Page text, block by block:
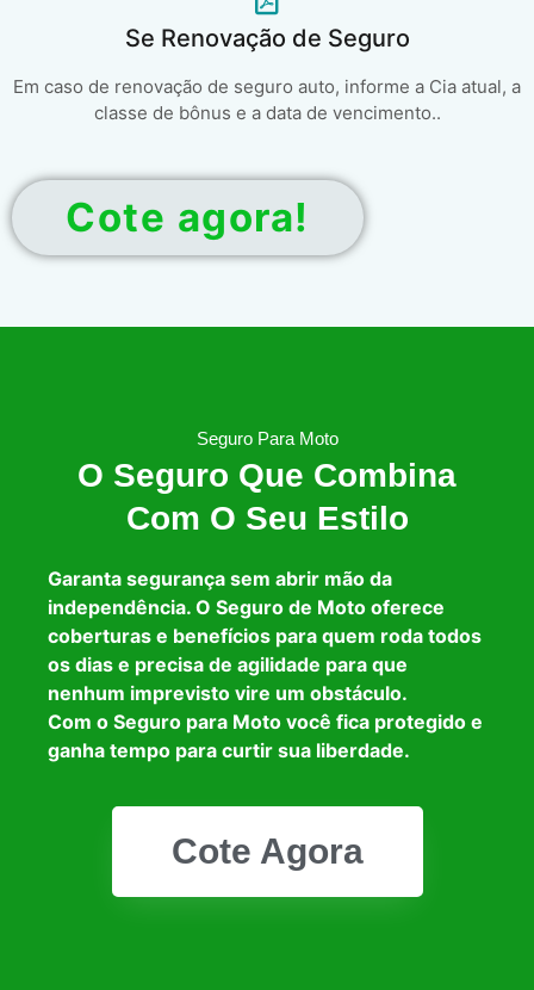
Se Renovação de Seguro
Em caso de renovação de seguro auto, informe a Cia atual, a
classe de bônus e a data de vencimento..
Cote agora!
Seguro Para Moto
O Seguro Que Combina
Com O Seu Estilo
Garanta segurança sem abrir mão da
independência. O Seguro de Moto oferece
coberturas e benefícios para quem roda todos
os dias e precisa de agilidade para que
nenhum imprevisto vire um obstáculo.
Com o Seguro para Moto você fica protegido e
ganha tempo para curtir sua liberdade.
Cote Agora